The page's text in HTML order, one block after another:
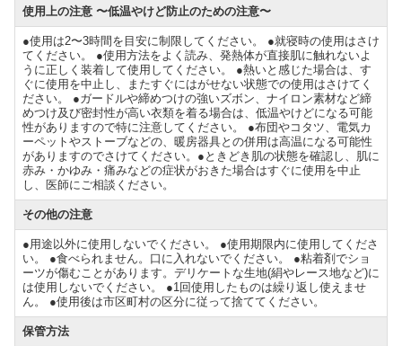
使用上の注意 〜低温やけど防止のための注意〜
●使用は2〜3時間を目安に制限してください。 ●就寝時の使用はさけ
てください。 ●使用方法をよく読み、発熱体が直接肌に触れないよ
うに正しく装着して使用してください。 ●熱いと感じた場合は、す
ぐに使用を中止し、またすぐにはがせない状態での使用はさけてく
ださい。 ●ガードルや締めつけの強いズボン、ナイロン素材など締
めつけ及び密封性が高い衣類を着る場合は、低温やけどになる可能
性がありますので特に注意してください。 ●布団やコタツ、電気カ
ーペットやストーブなどの、暖房器具との併用は高温になる可能性
がありますのでさけてください。●ときどき肌の状態を確認し、肌に
赤み・かゆみ・痛みなどの症状がおきた場合はすぐに使用を中止
し、医師にご相談ください。
その他の注意
●用途以外に使用しないでください。 ●使用期限内に使用してくださ
い。 ●食べられません。口に入れないでください。 ●粘着剤でショ
ーツが傷むことがあります。デリケートな生地(絹やレース地など)に
は使用しないでください。 ●1回使用したものは繰り返し使えませ
ん。 ●使用後は市区町村の区分に従って捨ててください。
保管方法